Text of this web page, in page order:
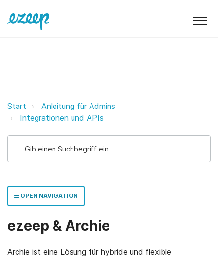
ezeep & Archie ezeep Support
Start
Anleitung für Admins
Integrationen und APIs
OPEN NAVIGATION
ezeep & Archie
Archie ist eine Lösung für hybride und flexible